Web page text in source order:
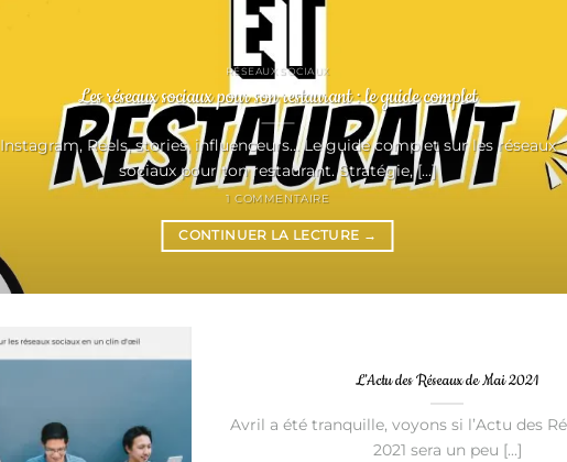
RÉSEAUX SOCIAUX
Les réseaux sociaux pour son restaurant : le guide complet
Instagram, Reels, stories, influenceurs... Le guide complet sur les réseaux
sociaux pour ton restaurant. Stratégie, [...]
1 COMMENTAIRE
CONTINUER LA LECTURE →
L’Actu des Réseaux de Mai 2021
Avril a été tranquille, voyons si l’Actu des
2021 sera un peu [...]